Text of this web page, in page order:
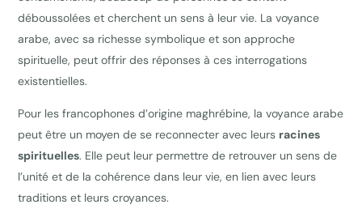
déboussolées et cherchent un sens à leur vie. La voyance
arabe, avec sa richesse symbolique et son approche
spirituelle, peut offrir des réponses à ces interrogations
existentielles.
Pour les francophones d’origine maghrébine, la voyance arabe
peut être un moyen de se reconnecter avec leurs racines
spirituelles. Elle peut leur permettre de retrouver un sens de
l’unité et de la cohérence dans leur vie, en lien avec leurs
traditions et leurs croyances.